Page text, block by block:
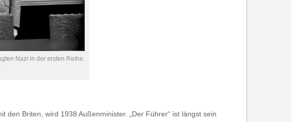
Nazi in der ersten Reihe.
Briten, wird 1938 Außenminister. „Der Führer“ ist längst sein